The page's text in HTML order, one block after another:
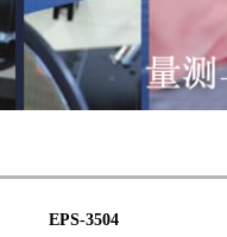
EPS-3504